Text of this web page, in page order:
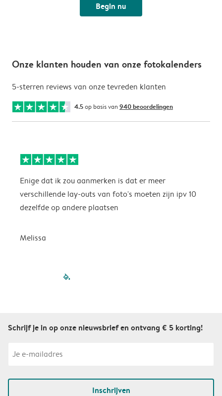
Begin nu
Onze klanten houden van onze fotokalenders
5-sterren reviews van onze tevreden klanten
4.5op basis van 940 beoordelingen
Enige dat ik zou aanmerken is dat er meer
verschillende lay-outs van foto's moeten zijn ipv 10
dezelfde op andere plaatsen
Melissa
filled-pagination
Schrijf je in op onze nieuwsbrief en ontvang € 5 korting!
Inschrijven